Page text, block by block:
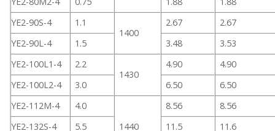
YE2-90S-4
1.1
1400
2.67
2.67
YE2-90L-4
1.5 3.48
3.53
YE2-100L1-4
2.2
1430
4.90
4.90
YE2-100L2-4
3.0 6.50
6.50
YE2-112M-4
4.0
1440
8.56
8.56
YE2-132S-4
5.5 11.5
11.6